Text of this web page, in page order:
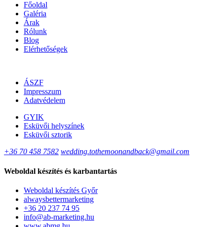
Főoldal
Galéria
Árak
Rólunk
Blog
Elérhetőségek
ÁSZF
Impresszum
Adatvédelem
GYIK
Esküvői helyszínek
Esküvői sztorik
+36 70 458 7582 wedding.tothemoonandback@gmail.com
Weboldal készítés és karbantartás
Weboldal készítés Győr
alwaysbettermarketing
+36 20 237 74 95
info@ab-marketing.hu